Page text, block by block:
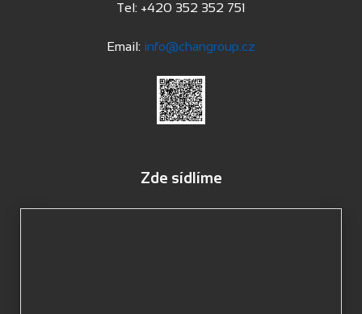
Tel: +420 352 352 751
Email: info@changroup.cz
Zde sídlíme